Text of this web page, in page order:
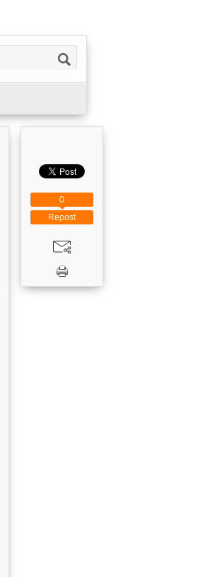
Repost
0